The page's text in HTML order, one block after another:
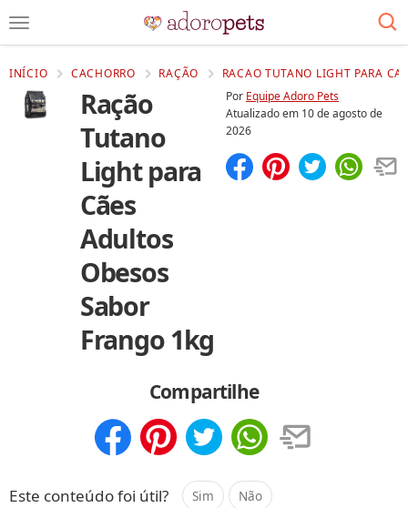
INÍCIO CACHORRO RAÇÃO RACAO TUTANO LIGHT PARA
Ração
Tutano
Light para
Cães
Adultos
Obesos
Sabor
Frango 1kg
Por Equipe Adoro Pets
Atualizado em 10 de agosto de
2026
Compartilhe
Este conteúdo foi útil? Sim Não